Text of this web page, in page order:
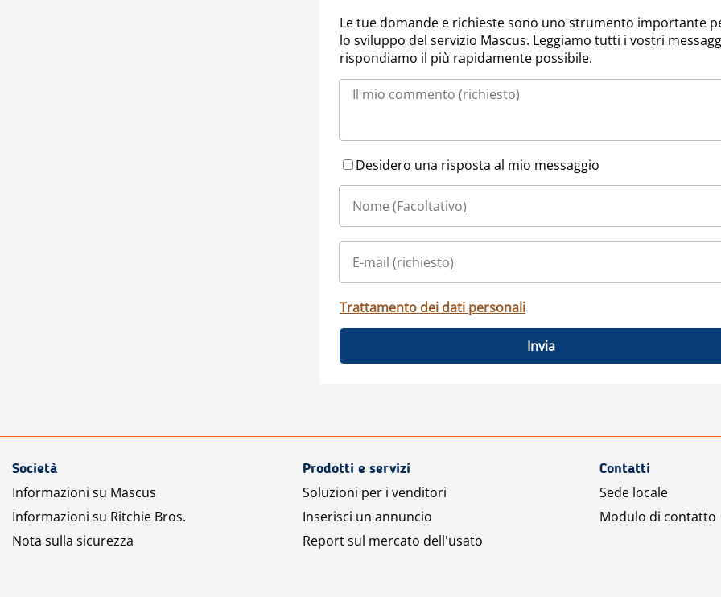
Le tue domande e richieste sono uno strumento importante
lo sviluppo del servizio Mascus. Leggiamo tutti i vostri
rispondiamo il più rapidamente possibile.
Desidero una risposta al mio messaggio
Trattamento dei dati personali
Invia
Società
Informazioni su Mascus
Informazioni su Ritchie Bros.
Nota sulla sicurezza
Prodotti e servizi
Soluzioni per i venditori
Inserisci un annuncio
Report sul mercato dell'usato
Contatti
Sede locale
Modulo di contatto